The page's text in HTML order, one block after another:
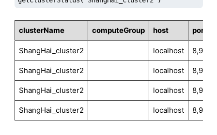
clusterName computeGroup host port
ShangHai_cluster2 localhost 8,921
ShangHai_cluster2 localhost 8,923
ShangHai_cluster2 localhost 8,922
ShangHai_cluster2 localhost 8,920